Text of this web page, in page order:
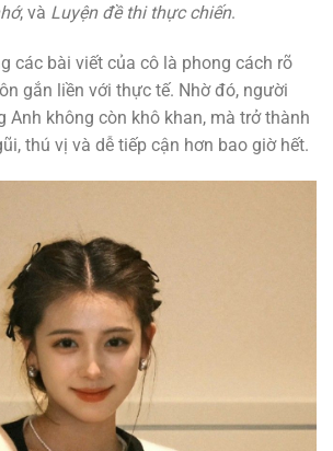
, và Luyện đề thi thực chiến.
các bài viết của cô là phong cách rõ
gắn liền với thực tế. Nhờ đó, người
Anh không còn khô khan, mà trở thành
thú vị và dễ tiếp cận hơn bao giờ hết.